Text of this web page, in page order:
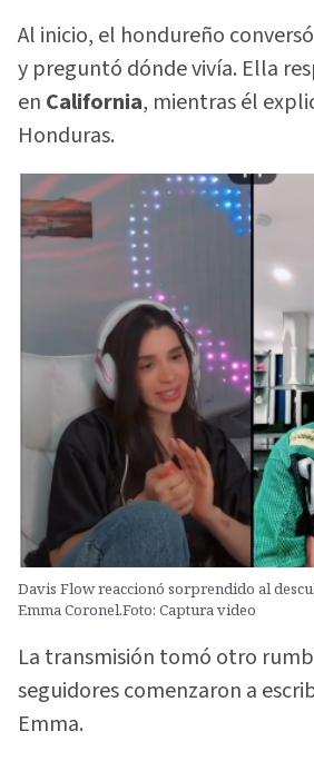
Al inicio, el hondureño
y preguntó dónde vivía. Ella
en California, mientras él
Honduras.
Davis Flow reaccionó sorprendido al
Emma Coronel.Foto: Captura video
La transmisión tomó otro
seguidores comenzaron a
Emma.